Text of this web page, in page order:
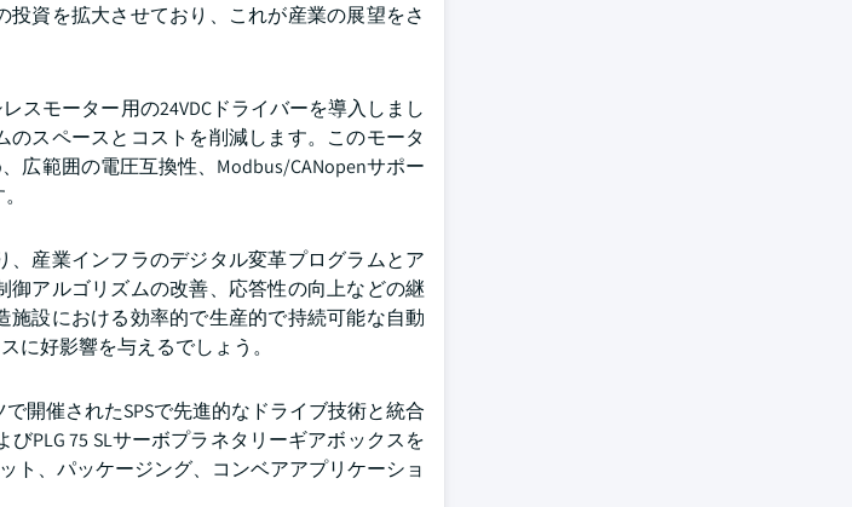
資を拡大させており、これが産業の展望をさ
スモーター用の24VDCドライバーを導入しまし
スペースとコストを削減します。このモータ
広範囲の電圧互換性、Modbus/CANopenサポー
産業インフラのデジタル変革プログラムとア
アルゴリズムの改善、応答性の向上などの継
設における効率的で生産的で持続可能な自動
に好影響を与えるでしょう。
開催されたSPSで先進的なドライブ技術と統合
PLG 75 SLサーボプラネタリーギアボックスを
ト、パッケージング、コンベアアプリケーショ